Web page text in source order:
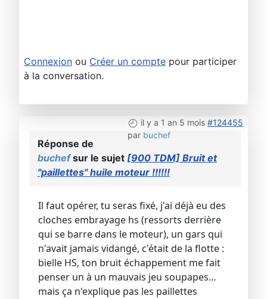
Connexion ou Créer un compte pour participer
à la conversation.
il y a 1 an 5 mois #124455
par buchef
Réponse de
buchefsur le sujet [900 TDM] Bruit et
"paillettes" huile moteur !!!!!!
Il faut opérer, tu seras fixé, j'ai déjà eu des
cloches embrayage hs (ressorts derrière
qui se barre dans le moteur), un gars qui
n'avait jamais vidangé, c'était de la flotte :
bielle HS, ton bruit échappement me fait
penser un à un mauvais jeu soupapes…
mais ça n'explique pas les paillettes